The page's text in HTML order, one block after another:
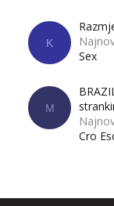
K
Sex
M
Cro